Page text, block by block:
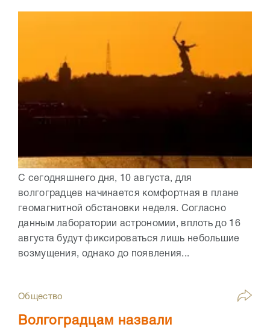
С сегодняшнего дня, 10 августа, для
волгоградцев начинается комфортная в плане
геомагнитной обстановки неделя. Согласно
данным лаборатории астрономии, вплоть до 16
августа будут фиксироваться лишь небольшие
возмущения, однако до появления...
Общество
Волгоградцам назвали